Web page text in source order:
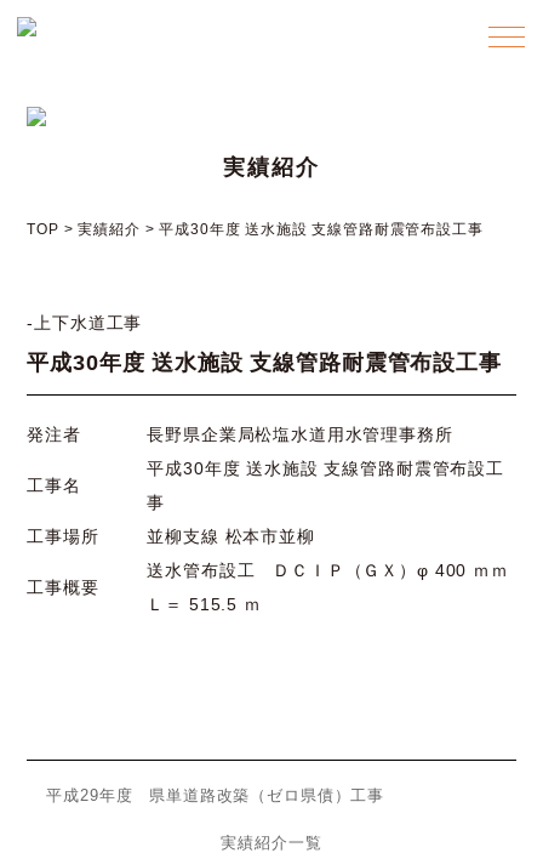
メニ
実績紹介
TOP >実績紹介 >平成30年度 送水施設 支線管路耐震管布設工事
上下水道工事
平成30年度 送水施設 支線管路耐震管布設工事
発注者 長野県企業局松塩水道用水管理事務所
工事名
平成30年度 送水施設 支線管路耐震管布設工
事
工事場所
並柳支線 松本市並柳
工事概要
送水管布設工 ＤＣＩＰ（ＧＸ）φ 400 ｍｍ
Ｌ＝ 515.5 ｍ
平成29年度 県単道路改築（ゼロ県債）工事
実績紹介一覧